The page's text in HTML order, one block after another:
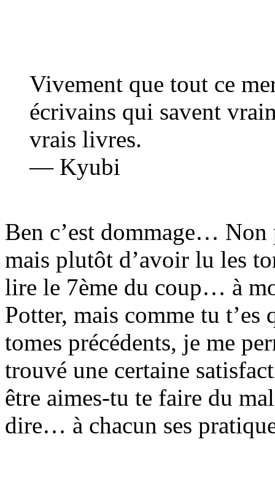
Vivement que tout ce
écrivains qui savent
vrais livres.
— Kyubi
Ben c’est dommage… Non
mais plutôt d’avoir lu les
lire le 7ème du coup… à
Potter, mais comme tu
tomes précédents, je me
trouvé une certaine
être aimes-tu te faire du
dire… à chacun ses